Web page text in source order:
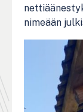
nimeään